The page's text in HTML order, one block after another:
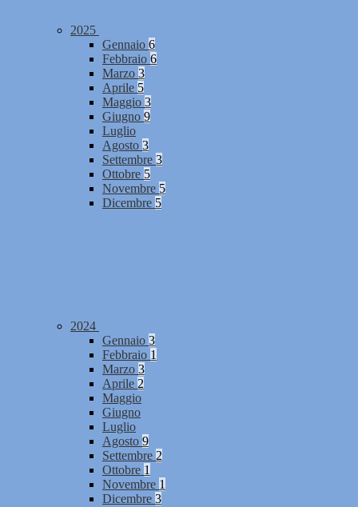
2025
Gennaio 6
Febbraio 6
Marzo 3
Aprile 5
Maggio 3
Giugno 9
Luglio
Agosto 3
Settembre 3
Ottobre 5
Novembre 5
Dicembre 5
2024
Gennaio 3
Febbraio 1
Marzo 3
Aprile 2
Maggio
Giugno
Luglio
Agosto 9
Settembre 2
Ottobre 1
Novembre 1
Dicembre 3